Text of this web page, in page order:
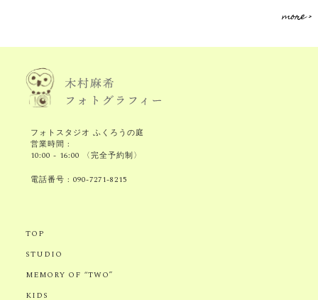
more >
フォトスタジオ ふくろうの庭
営業時間 :
10:00 - 16:00 〈完全予約制〉
電話番号 :090-7271-8215
TOP
STUDIO
MEMORY OF “TWO”
KIDS